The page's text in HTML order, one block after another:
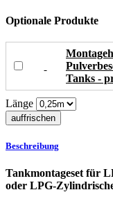
Optionale Produkte
Tanks -
Länge
Beschreibung
Tankmontageset für
oder LPG-